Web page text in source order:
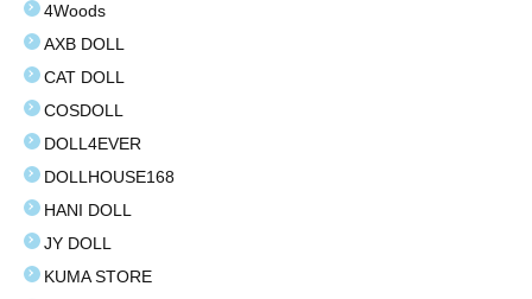
15万〜17万円
19万円以上
お問い合わせ
4Woods
AXB DOLL
CAT DOLL
COSDOLL
DOLL4EVER
DOLLHOUSE168
HANI DOLL
JY DOLL
KUMA STORE